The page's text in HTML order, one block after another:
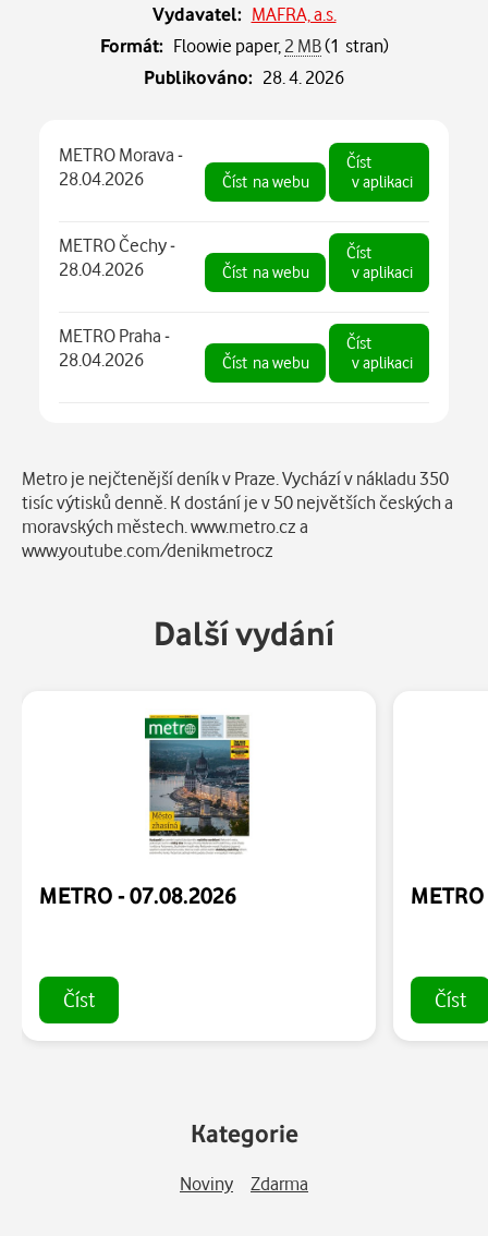
Vydavatel: MAFRA, a.s.
Formát: Floowie paper, 2 MB(1 stran)
Publikováno: 28. 4. 2026
METRO Morava -
28.04.2026
Čístna webu
Číst
v aplikaci
METRO Čechy -
28.04.2026
Čístna webu
Číst
v aplikaci
METRO Praha -
28.04.2026
Čístna webu
Číst
v aplikaci
Popis
Metro je nejčtenější deník v Praze. Vychází v nákladu 350
tisíc výtisků denně. K dostání je v 50 největších českých a
moravských městech. www.metro.cz a
www.youtube.com/denikmetrocz
Další vydání
METRO - 07.08.2026
Číst Číst
Kategorie
Noviny Zdarma